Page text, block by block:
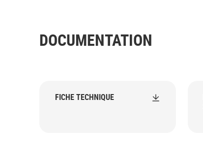
DOCUMENTATION
FICHE TECHNIQUE